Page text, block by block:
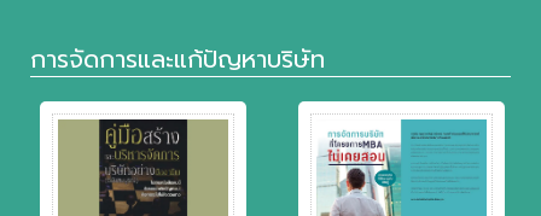
การจัดการและแก้ปัญหาบริษัท